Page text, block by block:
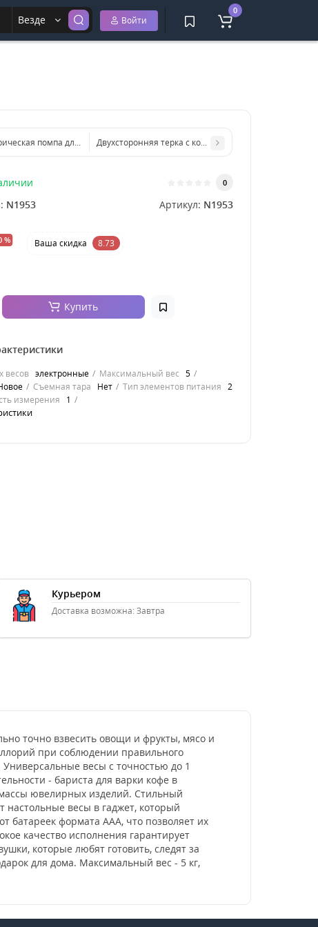
Везде Войти
0
помпа для воды Water Dispenser Pump YH-001
Двухсторонняя терка с контейнером
0
N1953 Артикул: N1953
% Ваша cкидка 8.73
Купить
весов электронные Максимальный вес 5
Съемная тара Нет Тип элементов питания 2
измерения 1
Курьером
Доставка возможна: Завтра
точно взвесить овощи и фрукты, мясо и
при соблюдении правильного
весы с точностью до 1
- бариста для варки кофе в
ювелирных изделий. Стильный
весы в гаджет, который
батареек формата ААА, что позволяет их
качество исполнения гарантирует
которые любят готовить, следят за
для дома. Максимальный вес - 5 кг,